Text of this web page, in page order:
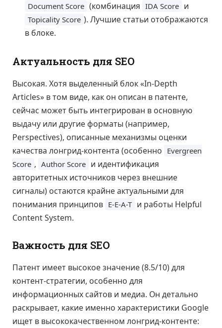
Document Score (комбинация IDA Score и
Topicality Score ). Лучшие статьи отображаются
в блоке.
Актуальность для SEO
Высокая. Хотя выделенный блок «In-Depth
Articles» в том виде, как он описан в патенте,
сейчас может быть интегрирован в основную
выдачу или другие форматы (например,
Perspectives), описанные механизмы оценки
качества лонгрид-контента (особенно Evergreen
Score , Author Score и идентификация
авторитетных источников через внешние
сигналы) остаются крайне актуальными для
понимания принципов E-E-A-T и работы Helpful
Content System.
Важность для SEO
Патент имеет высокое значение (8.5/10) для
контент-стратегии, особенно для
информационных сайтов и медиа. Он детально
раскрывает, какие именно характеристики Google
ищет в высококачественном лонгрид-контенте: